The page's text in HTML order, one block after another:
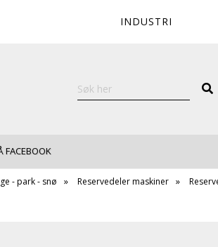
INDUSTRI
- park - snø Reservedeler maskiner